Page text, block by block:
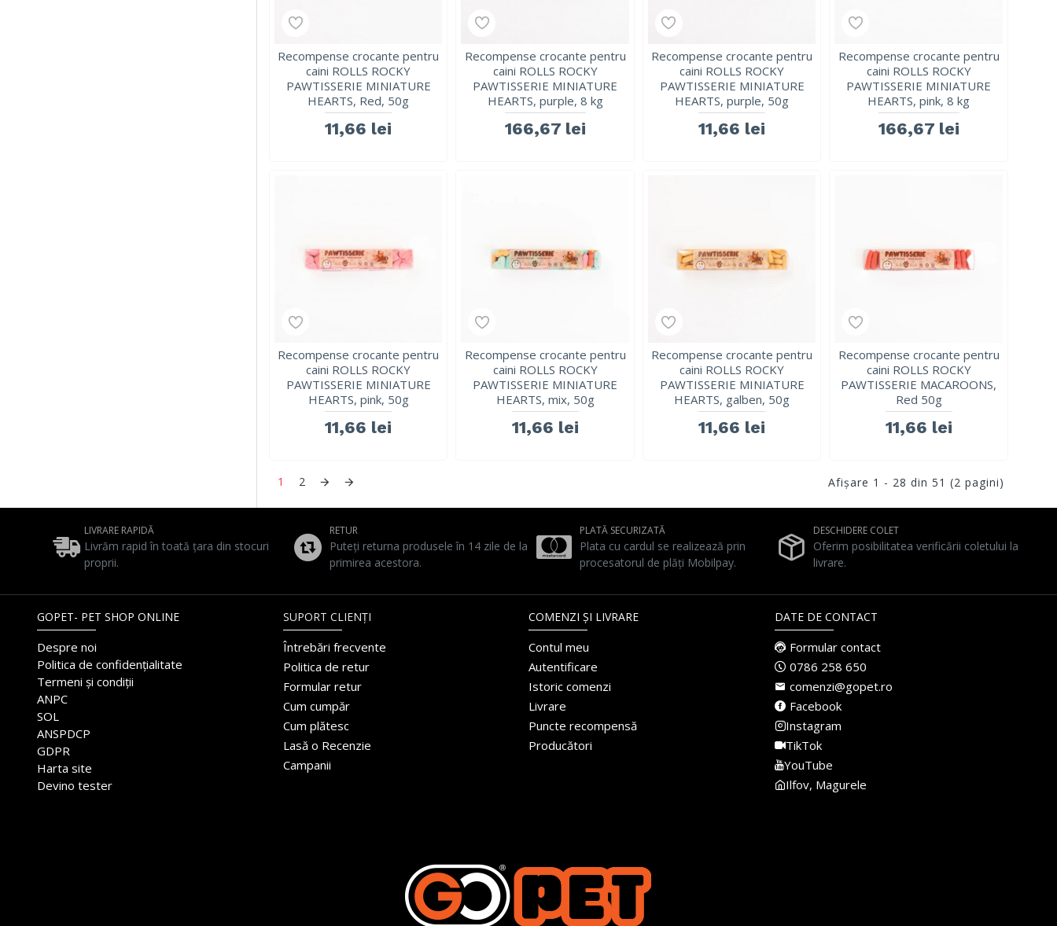
Recompense crocante pentru
caini ROLLS ROCKY
PAWTISSERIE MINIATURE
HEARTS, Red, 50g
11,66 lei
Recompense crocante pentru
caini ROLLS ROCKY
PAWTISSERIE MINIATURE
HEARTS, purple, 8 kg
166,67 lei
Recompense crocante pentru
caini ROLLS ROCKY
PAWTISSERIE MINIATURE
HEARTS, purple, 50g
11,66 lei
Recompense crocante pentru
caini ROLLS ROCKY
PAWTISSERIE MINIATURE
HEARTS, pink, 8 kg
166,67 lei
Recompense crocante pentru
caini ROLLS ROCKY
PAWTISSERIE MINIATURE
HEARTS, pink, 50g
11,66 lei
Recompense crocante pentru
caini ROLLS ROCKY
PAWTISSERIE MINIATURE
HEARTS, mix, 50g
11,66 lei
Recompense crocante pentru
caini ROLLS ROCKY
PAWTISSERIE MINIATURE
HEARTS, galben, 50g
11,66 lei
Recompense crocante pentru
caini ROLLS ROCKY
PAWTISSERIE MACAROONS,
Red 50g
11,66 lei
1 2 Afişare 1 - 28 din 51 (2 pagini)
LIVRARE RAPIDĂ
Livrăm rapid în toată țara din stocuri
proprii.
RETUR
Puteți returna produsele în 14 zile de la
primirea acestora.
PLATĂ SECURIZATĂ
Plata cu cardul se realizează prin
procesatorul de plăți Mobilpay.
DESCHIDERE COLET
Oferim posibilitatea verificării coletului la
livrare.
GOPET- PET SHOP ONLINE
Despre noi
Politica de confidențialitate
Termeni și condiții
ANPC
SOL
ANSPDCP
GDPR
Harta site
Devino tester
SUPORT CLIENȚI
Întrebări frecvente
Politica de retur
Formular retur
Cum cumpăr
Cum plătesc
Lasă o Recenzie
Campanii
COMENZI ȘI LIVRARE
Contul meu
Autentificare
Istoric comenzi
Livrare
Puncte recompensă
Producători
DATE DE CONTACT
Formular contact
0786 258 650
comenzi@gopet.ro
Facebook
Instagram
TikTok
YouTube
Ilfov, Magurele